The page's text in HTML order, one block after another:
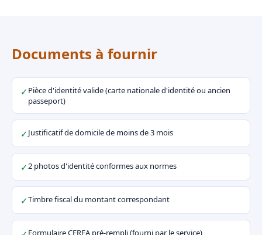
Documents à fournir
✓ Pièce d'identité valide (carte nationale d'identité ou ancien
passeport)
✓Justificatif de domicile de moins de 3 mois
✓2 photos d'identité conformes aux normes
✓Timbre fiscal du montant correspondant
Formulaire CERFA pré-rempli (fourni par le service)